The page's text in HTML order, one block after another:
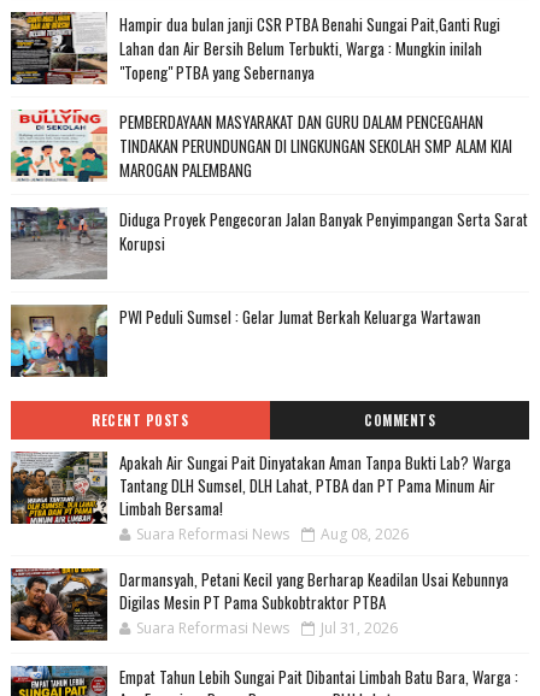
Hampir dua bulan janji CSR PTBA Benahi Sungai Pait,Ganti Rugi
Lahan dan Air Bersih Belum Terbukti, Warga : Mungkin inilah
"Topeng" PTBA yang Sebernanya
PEMBERDAYAAN MASYARAKAT DAN GURU DALAM PENCEGAHAN
TINDAKAN PERUNDUNGAN DI LINGKUNGAN SEKOLAH SMP ALAM KIAI
MAROGAN PALEMBANG
Diduga Proyek Pengecoran Jalan Banyak Penyimpangan Serta Sarat
Korupsi
PWI Peduli Sumsel : Gelar Jumat Berkah Keluarga Wartawan
RECENT POSTS COMMENTS
Apakah Air Sungai Pait Dinyatakan Aman Tanpa Bukti Lab? Warga
Tantang DLH Sumsel, DLH Lahat, PTBA dan PT Pama Minum Air
Limbah Bersama!
Suara Reformasi News Aug 08, 2026
Darmansyah, Petani Kecil yang Berharap Keadilan Usai Kebunnya
Digilas Mesin PT Pama Subkobtraktor PTBA
Suara Reformasi News Jul 31, 2026
Empat Tahun Lebih Sungai Pait Dibantai Limbah Batu Bara, Warga :